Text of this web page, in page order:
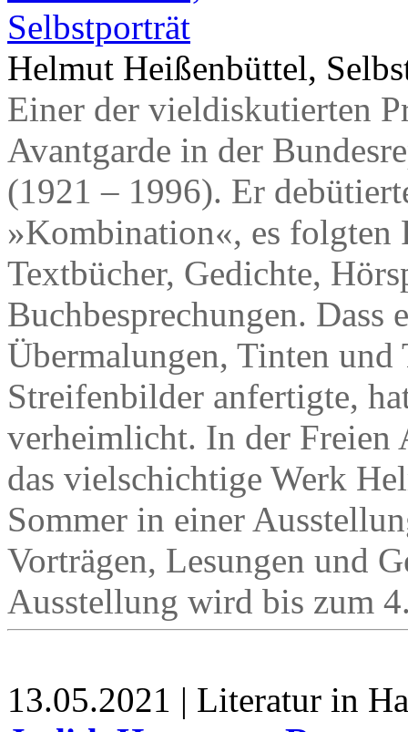
Helmut Heißenbüttel,
Einer der vieldiskutierten
Avantgarde in der
(1921 – 1996). Er
»Kombination«, es folgten
Textbücher, Gedichte,
Buchbesprechungen. Dass
Übermalungen, Tinten und
Streifenbilder anfertigte,
verheimlicht. In der Freien
das vielschichtige Werk
Sommer in einer
Vorträgen, Lesungen und
Ausstellung wird bis zum
13.05.2021 | Literatur in